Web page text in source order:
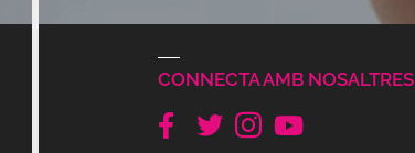
CONNECTA AMB NOSALTRES